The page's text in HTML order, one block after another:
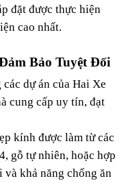
đặt được thực hiện
cao nhất.
Bảo Tuyệt Đối
dự án của Hai Xe
cung cấp uy tín, đạt
kính được làm từ các
gỗ tự nhiên, hoặc hợp
khả năng chống ăn